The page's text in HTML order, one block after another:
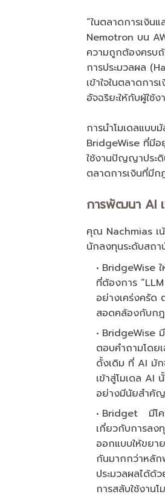
“ในตลาดการเงิน
Nemotron บน
ความถูกต้องครบถ้
การประมวลผล
เข้าใจในตลาดกา
อัจฉริยะให้กับผู้ใช้ง
การนำโมเดลแบ
BridgeWise ที่มีอ
ใช้งานปัญญาประ
ตลาดการเงินที่มีก
การพัฒนา AI
คุณ Nachmias เ
นักลงทุนระดับสถา
BridgeWise
ที่ต้องการ
อย่างเคร่งครัด
สอดคล้องกับกฎ
BridgeWise
ตอบคำถามโดย
ดั้งเดิม ที่ AI มัก
เข้าสู่โมเดล AI
อย่างมีนัยสำคัญ
Bridget มีโค
เกี่ยวกับการลง
ออกแบบให้ขยา
กันมากกว่าหลัก
ประมวลผลได้ด้
การสลับใช้งาน